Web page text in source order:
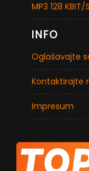
MP3 128 KBIT/S
INFO
Oglašavajte
Kontaktirajte
Impresum